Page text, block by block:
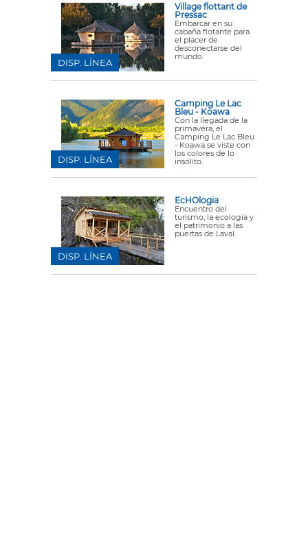
Village flottant de
Pressac
Embarcar en su
cabaña flotante para
el placer de
desconectarse del
mundo.
DISP. LÍNEA
Camping Le Lac
Bleu - Koawa
Con la llegada de la
primavera, el
Camping Le Lac Bleu
- Koawa se viste con
los colores de lo
insólito.
DISP. LÍNEA
EcHOlogia
Encuentro del
turismo, la ecología y
el patrimonio a las
puertas de Laval.
DISP. LÍNEA